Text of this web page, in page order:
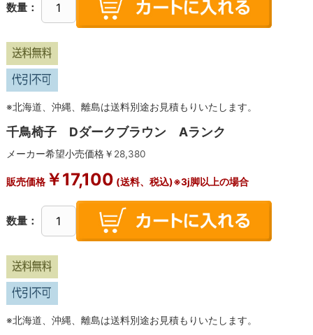
数量：
※北海道、沖縄、離島は送料別途お見積もりいたします。
千鳥椅子 Dダークブラウン Aランク
メーカー希望小売価格￥ 28,380
販売価格￥17,100 (送料、税込)※3j脚以上の場合
数量：
※北海道、沖縄、離島は送料別途お見積もりいたします。